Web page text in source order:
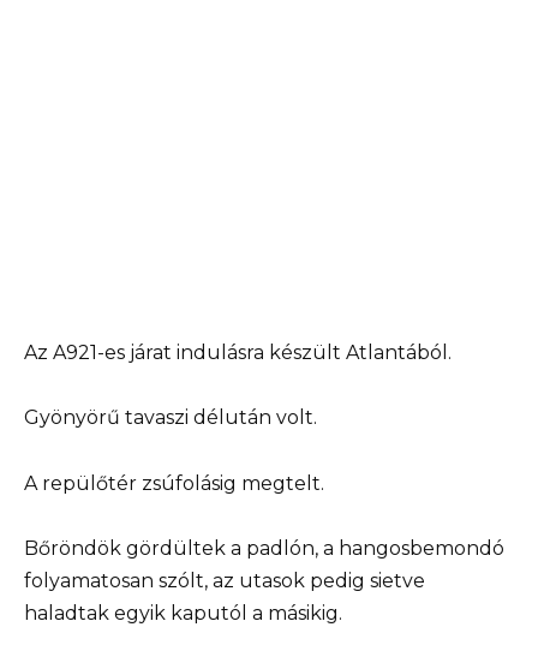
Az A921-es járat indulásra készült Atlantából.
Gyönyörű tavaszi délután volt.
A repülőtér zsúfolásig megtelt.
Bőröndök gördültek a padlón, a hangosbemondó
folyamatosan szólt, az utasok pedig sietve
haladtak egyik kaputól a másikig.